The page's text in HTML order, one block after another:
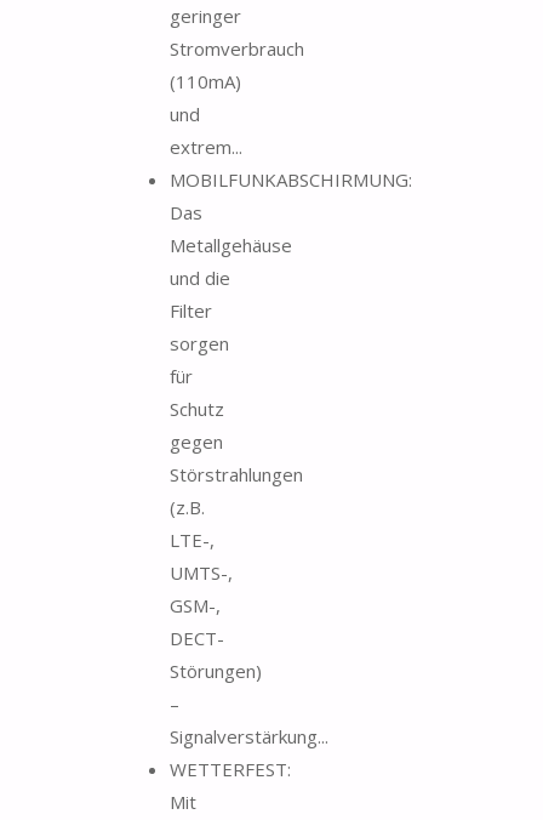
geringer
Stromverbrauch
(110mA)
und
extrem...
MOBILFUNKABSCHIRMUNG:
Das
Metallgehäuse
und die
Filter
sorgen
für
Schutz
gegen
Störstrahlungen
(z.B.
LTE-,
UMTS-,
GSM-,
DECT-
Störungen)
–
Signalverstärkung...
WETTERFEST:
Mit